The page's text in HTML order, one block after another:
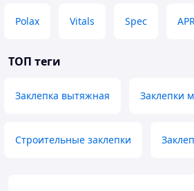
Polax Vitals Spec
ТОП теги
Заклепка вытяжная Заклепки
Строительные заклепки